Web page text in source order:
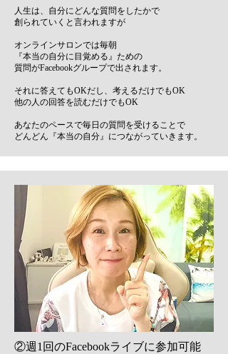
人生は、自分にどんな質問をしたかで
創られていくと言われますが
オンラインサロンでは毎朝
『本当の自分に目覚める』ための
質問がFacebookグループで出されます。
それに答えてもOKだし、考えるだけでもOK
他の人の回答を読むだけでもOK
あなたのペースで毎日の質問を受けることで
どんどん『本当の自分』につながっていきます。
②週1回のFacebookライブに参加可能